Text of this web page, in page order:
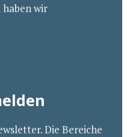
wir
Die Bereiche